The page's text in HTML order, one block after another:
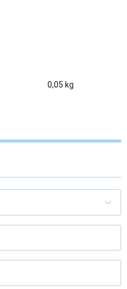
0,05 kg